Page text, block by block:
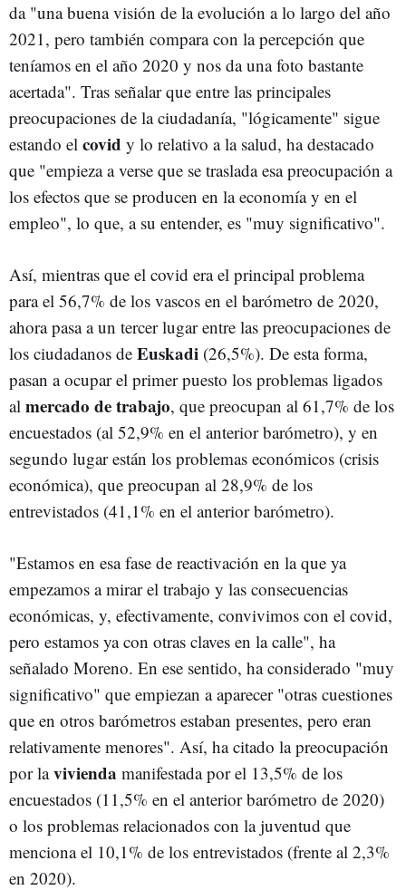
da "una buena visión de la evolución a lo largo del año
2021, pero también compara con la percepción que
teníamos en el año 2020 y nos da una foto bastante
acertada". Tras señalar que entre las principales
preocupaciones de la ciudadanía, "lógicamente" sigue
estando el covid y lo relativo a la salud, ha destacado
que "empieza a verse que se traslada esa preocupación a
los efectos que se producen en la economía y en el
empleo", lo que, a su entender, es "muy significativo".
Así, mientras que el covid era el principal problema
para el 56,7% de los vascos en el barómetro de 2020,
ahora pasa a un tercer lugar entre las preocupaciones de
los ciudadanos de Euskadi (26,5%). De esta forma,
pasan a ocupar el primer puesto los problemas ligados
al mercado de trabajo, que preocupan al 61,7% de los
encuestados (al 52,9% en el anterior barómetro), y en
segundo lugar están los problemas económicos (crisis
económica), que preocupan al 28,9% de los
entrevistados (41,1% en el anterior barómetro).
"Estamos en esa fase de reactivación en la que ya
empezamos a mirar el trabajo y las consecuencias
económicas, y, efectivamente, convivimos con el covid,
pero estamos ya con otras claves en la calle", ha
señalado Moreno. En ese sentido, ha considerado "muy
significativo" que empiezan a aparecer "otras cuestiones
que en otros barómetros estaban presentes, pero eran
relativamente menores". Así, ha citado la preocupación
por lavivienda manifestada por el 13,5% de los
encuestados (11,5% en el anterior barómetro de 2020)
o los problemas relacionados con la juventud que
menciona el 10,1% de los entrevistados (frente al 2,3%
en 2020).